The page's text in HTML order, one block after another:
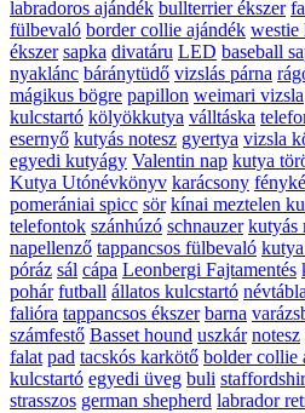
labradoros ajándék bullterrier ékszer
fülbevaló border collie ajándék westie
ékszer sapka divatáru LED baseball
nyaklánc báránytüdő vizslás párna
mágikus bögre papillon weimari vizsla
kulcstartó kölyökkutya válltáska
esernyő kutyás notesz gyertya vizsla
egyedi kutyágy Valentin nap kutya
Kutya Utónévkönyv karácsony
pomerániai spicc sör kínai meztelen
telefontok szánhúzó schnauzer kutyás
napellenző tappancsos fülbevaló
póráz sál cápa Leonbergi Fajtamentés
pohár futball állatos kulcstartó névtábla
falióra tappancsos ékszer barna
számfestő Basset hound uszkár notesz
falat pad tacskós karkötő bolder collie
kulcstartó egyedi üveg buli
strasszos german shepherd labrador